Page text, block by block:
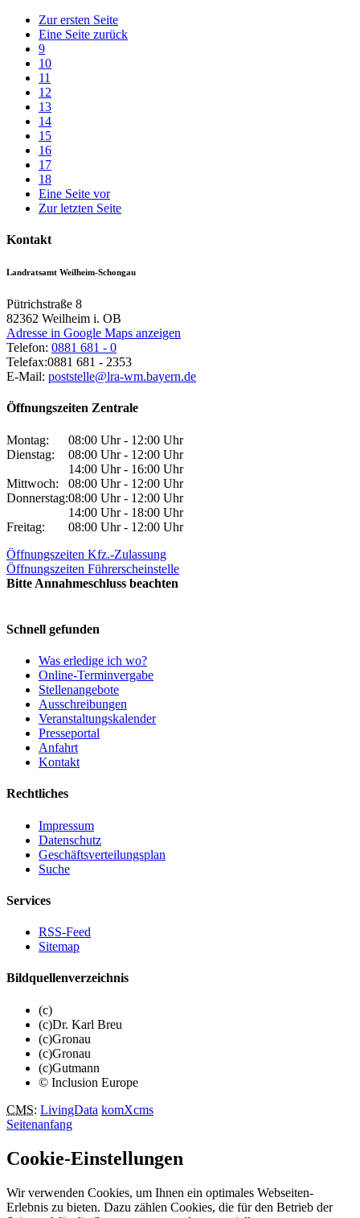
Zur ersten Seite
Eine Seite zurück
9
10
11
12
13
14
15
16
17
18
Eine Seite vor
Zur letzten Seite
Kontakt
Landratsamt Weilheim-Schongau
Pütrichstraße 8
82362 Weilheim i. OB
Adresse in Google Maps anzeigen
Telefon: 0881 681 - 0
Telefax:0881 681 - 2353
E-Mail: poststelle@lra-wm.bayern.de
Öffnungszeiten Zentrale
Montag:
08:00 Uhr - 12:00 Uhr
Dienstag:
08:00 Uhr - 12:00 Uhr
14:00 Uhr - 16:00 Uhr
Mittwoch:
08:00 Uhr - 12:00 Uhr
Donnerstag:08:00 Uhr - 12:00 Uhr
14:00 Uhr - 18:00 Uhr
Freitag:
08:00 Uhr - 12:00 Uhr
Öffnungszeiten Kfz.-Zulassung
Öffnungszeiten Führerscheinstelle
Bitte Annahmeschluss beachten
Schnell gefunden
Was erledige ich wo?
Online-Terminvergabe
Stellenangebote
Ausschreibungen
Veranstaltungskalender
Presseportal
Anfahrt
Kontakt
Rechtliches
Impressum
Datenschutz
Geschäftsverteilungsplan
Suche
Services
RSS-Feed
Sitemap
Bildquellenverzeichnis
(c)
(c)Dr. Karl Breu
(c)Gronau
(c)Gronau
(c)Gutmann
© Inclusion Europe
CMS: LivingData komXcms
Seitenanfang
Cookie-Einstellungen
Wir verwenden Cookies, um Ihnen ein optimales Webseiten-
Erlebnis zu bieten. Dazu zählen Cookies, die für den Betrieb der